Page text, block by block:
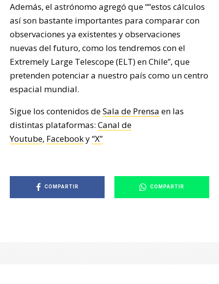
Además, el astrónomo agregó que ““estos cálculos
así son bastante importantes para comparar con
observaciones ya existentes y observaciones
nuevas del futuro, como los tendremos con el
Extremely Large Telescope (ELT) en Chile”, que
pretenden potenciar a nuestro país como un centro
espacial mundial.
Sigue los contenidos deSala de Prensa en las
distintas plataformas: Canal de
Youtube, Facebooky“X”
COMPARTIR COMPARTIR